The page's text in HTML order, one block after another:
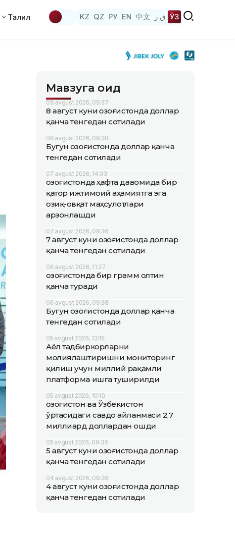
Таҳлил KZ QZ РУ EN 中文 ق ز ЎЗ
Мавзуга оид
09 avgust 2026, 09:37
8 август куни Қозоғистонда доллар
қанча тенгедан сотилади
08 avgust 2026, 09:38
Бугун Қозоғистонда доллар қанча
тенгедан сотилади
07 avgust 2026, 14:03
Қозоғистонда ҳафта давомида бир
қатор ижтимоий аҳамиятга эга
озиқ-овқат маҳсулотлари
арзонлашди
07 avgust 2026, 09:36
7 август куни Қозоғистонда доллар
қанча тенгедан сотилади
06 avgust 2026, 11:37
Қозоғистонда бир грамм олтин
қанча туради
06 avgust 2026, 09:38
Бугун Қозоғистонда доллар қанча
тенгедан сотилади
05 avgust 2026, 13:15
Аёл тадбиркорларни
молиялаштиришни мониторинг
қилиш учун миллий рақамли
платформа ишга туширилди
05 avgust 2026, 10:10
Қозоғистон ва Ўзбекистон
ўртасидаги савдо айланмаси 2,7
миллиард доллардан ошди
05 avgust 2026, 09:36
5 август куни Қозоғистонда доллар
қанча тенгедан сотилади
04 avgust 2026, 09:36
4 август куни Қозоғистонда доллар
қанча тенгедан сотилади